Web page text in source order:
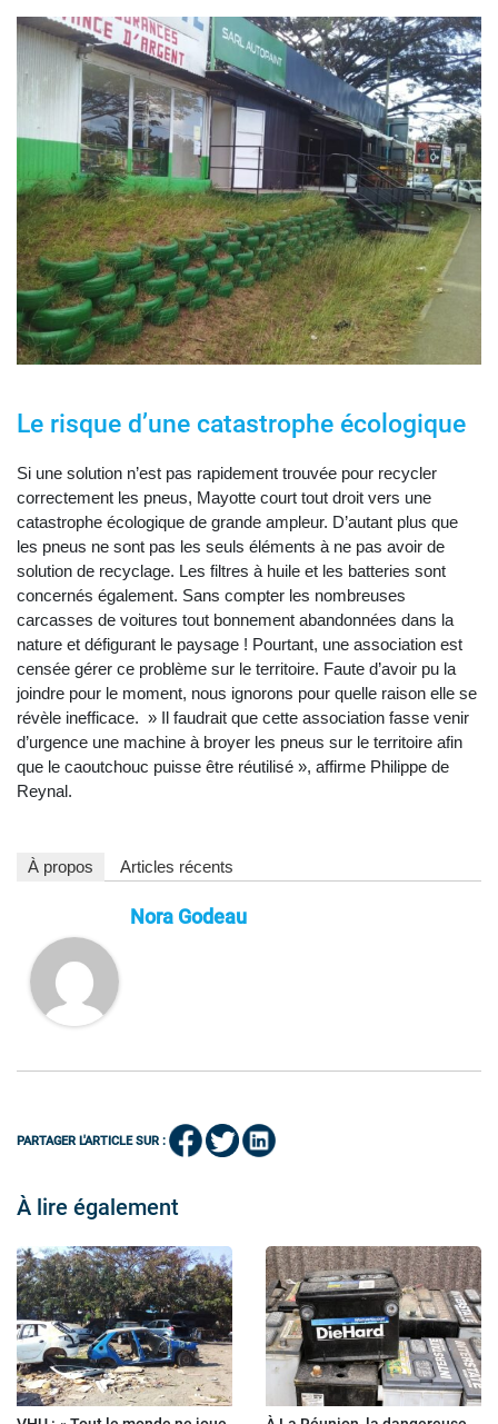
Le risque d’une catastrophe écologique
Si une solution n’est pas rapidement trouvée pour recycler
correctement les pneus, Mayotte court tout droit vers une
catastrophe écologique de grande ampleur. D’autant plus que
les pneus ne sont pas les seuls éléments à ne pas avoir de
solution de recyclage. Les filtres à huile et les batteries sont
concernés également. Sans compter les nombreuses
carcasses de voitures tout bonnement abandonnées dans la
nature et défigurant le paysage ! Pourtant, une association est
censée gérer ce problème sur le territoire. Faute d’avoir pu la
joindre pour le moment, nous ignorons pour quelle raison elle se
révèle inefficace. » Il faudrait que cette association fasse venir
d’urgence une machine à broyer les pneus sur le territoire afin
que le caoutchouc puisse être réutilisé », affirme Philippe de
Reynal.
À propos Articles récents
Nora Godeau
PARTAGER L'ARTICLE SUR :
À lire également